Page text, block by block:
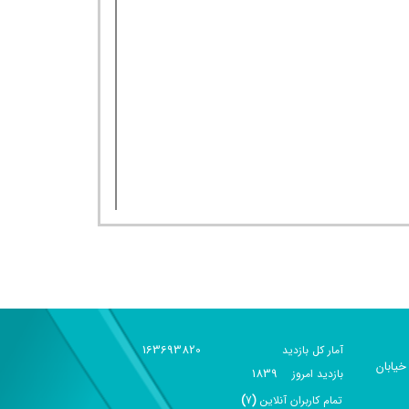
آمار کل بازدید 163693820
بازديد امروز 1839
تمام کاربران آنلاين (
7
)